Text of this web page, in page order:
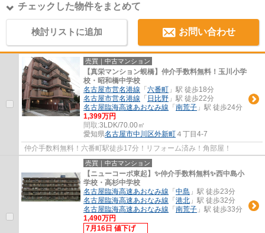
チェックした物件をまとめて
検討リストに追加 お問い合わせ
売買｜中古マンション
【真栄マンション蜆橋】仲介手数料無料！玉川小学
校・昭和橋中学校
名古屋市営名港線 「 六番町 」駅 徒歩18分
名古屋市営名港線 「 日比野 」駅 徒歩22分
名古屋臨海高速あおなみ線 「 南荒子 」駅 徒歩24分
1,399万円
間取:3LDK/70.00㎡
愛知県名古屋市中川区外新町 ４丁目4-7
仲介手数料無料！六番町駅徒歩17分！リフォーム済み！角部屋！
売買｜中古マンション
【ニューコーポ東起】✨️仲介手数料無料✨️西中島小
学校・高杉中学校
名古屋臨海高速あおなみ線 「 中島 」駅 徒歩23分
名古屋臨海高速あおなみ線 「 港北 」駅 徒歩32分
名古屋臨海高速あおなみ線 「 南荒子 」駅 徒歩33分
1,490万円
7月16日 値下げ